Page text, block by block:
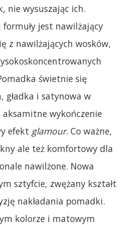
nie wysuszając ich.
jest nawilżający
z nawilżających wosków,
świetnie się
gładka i satynowa w
aksamitne wykończenie
efekt glamour. Co ważne,
ale też komfortowy dla
nawilżone. Nowa
sztyfcie, zwężany kształt
nakładania pomadki.
kolorze i matowym